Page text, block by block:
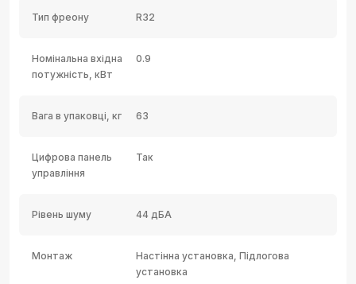
Тип фреону R32
Номінальна вхідна
потужність, кВт
0.9
Вага в упаковці, кг 63
Цифрова панель
управління
Так
Рівень шуму 44 дБА
Монтаж
Настінна установка, Підлогова
установка